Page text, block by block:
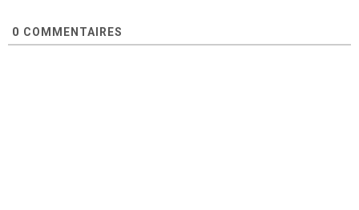
0 COMMENTAIRES